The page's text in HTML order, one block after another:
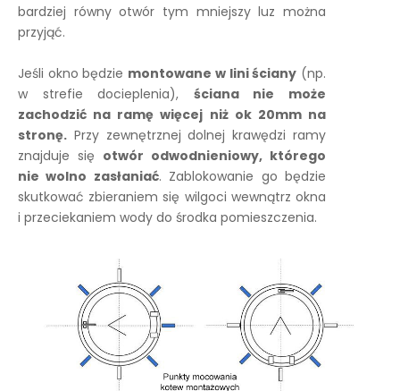
bardziej równy otwór tym mniejszy luz można
przyjąć.
Jeśli okno będzie montowane w lini ściany (np.
w strefie docieplenia), ściana nie może
zachodzić na ramę więcej niż ok 20mm na
stronę. Przy zewnętrznej dolnej krawędzi ramy
znajduje się otwór odwodnieniowy, którego
nie wolno zasłaniać. Zablokowanie go będzie
skutkować zbieraniem się wilgoci wewnątrz okna
i przeciekaniem wody do środka pomieszczenia.